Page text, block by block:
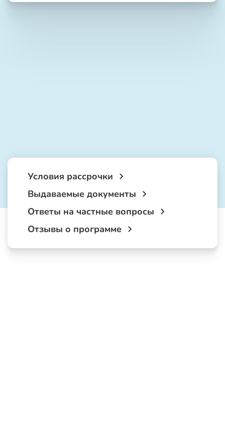
Условия рассрочки
Выдаваемые документы
Ответы на частные вопросы
Отзывы о программе